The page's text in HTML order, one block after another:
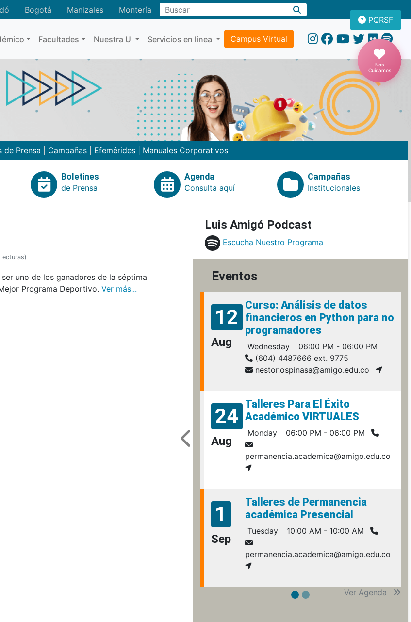
Bogotá Manizales MonteríaBuscar
Facultades Nuestra U Servicios en línea Campus Virtual
PQRSF
Nos
Cuidamos
de Prensa Campañas Efemérides Manuales Corporativos
Boletines
de Prensa
Agenda
Consulta aquí
Campañas
Institucionales
)
uno de los ganadores de la séptima
Programa Deportivo. Ver más...
Luis Amigó Podcast
Escucha Nuestro Programa
Eventos
12
Aug
Curso: Análisis de datos
financieros en Python para no
programadores
Wednesday
06:00 PM - 06:00 PM
(604) 4487666 ext. 9775
nestor.ospinasa@amigo.edu.co
24
Aug
Talleres Para El Éxito
Académico VIRTUALES
Monday 06:00 PM - 06:00 PM
permanencia.academica@amigo.edu.co
1
Sep
Talleres de Permanencia
académica Presencial
Tuesday 10:00 AM - 10:00 AM
permanencia.academica@amigo.edu.co
Ver Agenda